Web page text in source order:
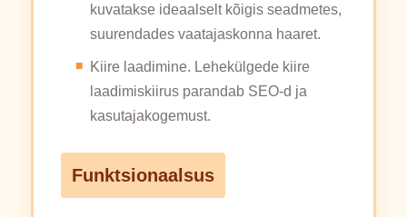
kuvatakse ideaalselt kõigis seadmetes,
suurendades vaatajaskonna haaret.
Kiire laadimine. Lehekülgede kiire
laadimiskiirus parandab SEO-d ja
kasutajakogemust.
Funktsionaalsus